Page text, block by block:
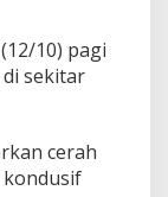
10) pagi
sekitar
cerah
kondusif